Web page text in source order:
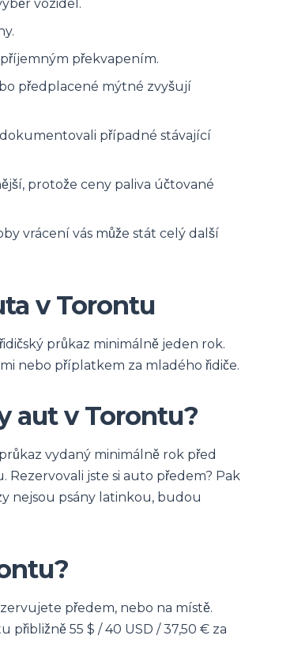
vozidel.
překvapením.
předplacené mýtné zvyšují
případné stávající
protože ceny paliva účtované
vrácení vás může stát celý další
v Torontu
průkaz minimálně jeden rok.
nebo příplatkem za mladého řidiče.
aut v Torontu?
vydaný minimálně rok před
jste si auto předem? Pak
nejsou psány latinkou, budou
předem, nebo na místě.
55 $ / 40 USD / 37,50 € za